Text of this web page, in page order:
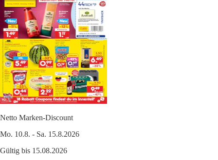
Netto Marken-Discount
Mo. 10.8. - Sa. 15.8.2026
Gültig bis 15.08.2026